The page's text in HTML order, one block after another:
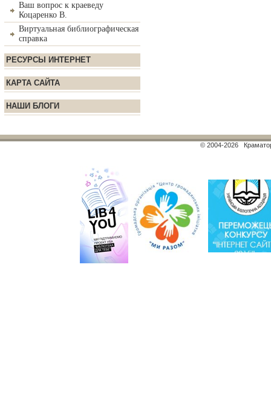
Ваш вопрос к краеведу
Коцаренко В.
Виртуальная библиографическая
справка
РЕСУРСЫ ИНТЕРНЕТ
КАРТА САЙТА
НАШИ БЛОГИ
© 2004-2026